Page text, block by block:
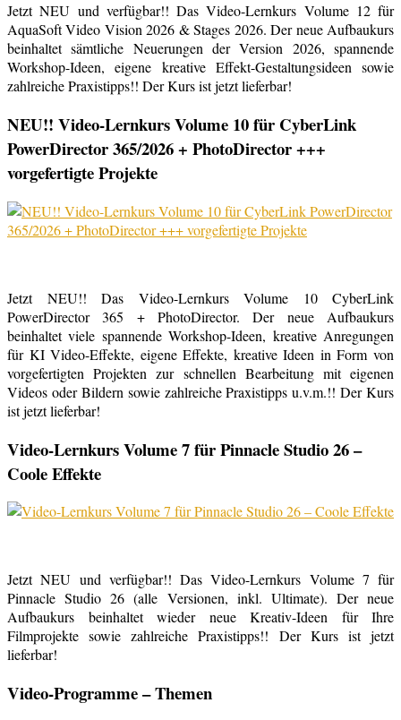
Jetzt NEU und verfügbar!! Das Video-Lernkurs Volume 12 für
AquaSoft Video Vision 2026 & Stages 2026. Der neue Aufbaukurs
beinhaltet sämtliche Neuerungen der Version 2026, spannende
Workshop-Ideen, eigene kreative Effekt-Gestaltungsideen sowie
zahlreiche Praxistipps!! Der Kurs ist jetzt lieferbar!
NEU!! Video-Lernkurs Volume 10 für CyberLink
PowerDirector 365/2026 + PhotoDirector +++
vorgefertigte Projekte
Jetzt NEU!! Das Video-Lernkurs Volume 10 CyberLink
PowerDirector 365 + PhotoDirector. Der neue Aufbaukurs
beinhaltet viele spannende Workshop-Ideen, kreative Anregungen
für KI Video-Effekte, eigene Effekte, kreative Ideen in Form von
vorgefertigten Projekten zur schnellen Bearbeitung mit eigenen
Videos oder Bildern sowie zahlreiche Praxistipps u.v.m.!! Der Kurs
ist jetzt lieferbar!
Video-Lernkurs Volume 7 für Pinnacle Studio 26 –
Coole Effekte
Jetzt NEU und verfügbar!! Das Video-Lernkurs Volume 7 für
Pinnacle Studio 26 (alle Versionen, inkl. Ultimate). Der neue
Aufbaukurs beinhaltet wieder neue Kreativ-Ideen für Ihre
Filmprojekte sowie zahlreiche Praxistipps!! Der Kurs ist jetzt
lieferbar!
Video-Programme – Themen